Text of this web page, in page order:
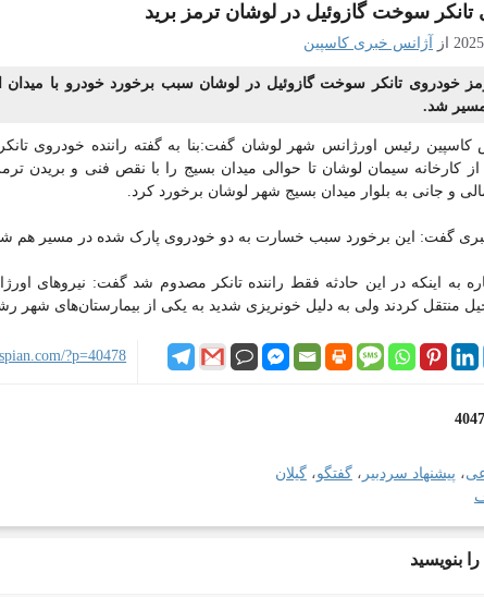
سوخت گازوئیل در لوشان ترمز برید
از آژانس خبری کاسپین
خودروی تانکر سوخت گازوئیل در لوشان سبب برخورد خودرو با
شد.
از کارخانه سیمان لوشان تا حوالی میدان بسیج را با نقص فنی و بریدن
و جانی به بلوار میدان بسیج شهر لوشان برخورد کرد.
گفت: این برخورد سبب خسارت به دو خودروی پارک شده در مسیر هم
منتقل کردند ولی به دلیل خونریزی شدید به یکی از بیمارستان‌های شهر
?p=40478
، پیشنهاد سردبیر ،گفتگو،گیلان
بنویسید